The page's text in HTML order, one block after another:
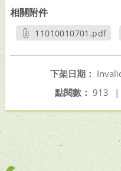
相關附件
11010010701.pdf
下架日期：
點閱數： 913 |